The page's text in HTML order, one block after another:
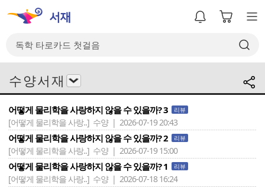
수 양 서 재
어떻게 물리학을 사랑하지 않을 수 있을까? 3 리뷰
[어떻게 물리학을 사랑..] 수양 | 2026-07-19 20:43
어떻게 물리학을 사랑하지 않을 수 있을까? 2 리뷰
[어떻게 물리학을 사랑..] 수양 | 2026-07-19 15:00
어떻게 물리학을 사랑하지 않을 수 있을까? 1 리뷰
[어떻게 물리학을 사랑..] 수양 | 2026-07-18 16:24